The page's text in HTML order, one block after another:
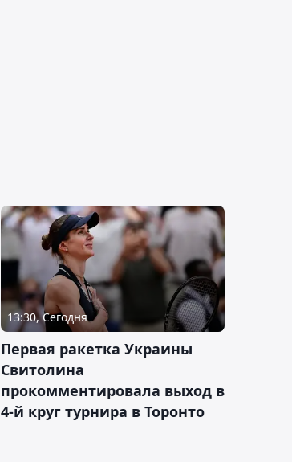
13:30, Сегодня
Первая ракетка Украины
Свитолина
прокомментировала выход в
4-й круг турнира в Торонто